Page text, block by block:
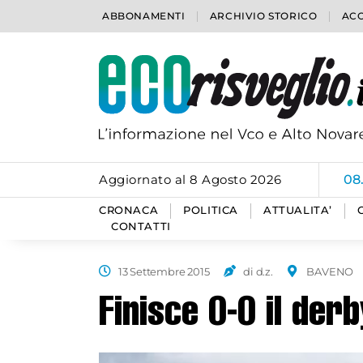
ABBONAMENTI ARCHIVIO STORICO
Aggiornato al 8 Agosto 2026
CRONACA POLITICA ATTUALITA’
CONTATTI
13 Settembre 2015 di d.z. BAVENO
Finisce 0-0 il